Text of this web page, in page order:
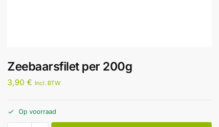
Zeebaarsfilet per 200g
3,90 € Incl. BTW
Op voorraad